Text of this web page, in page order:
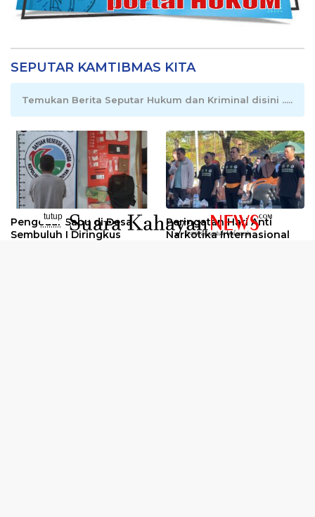
SEPUTAR KAMTIBMAS KITA
Temukan Berita Seputar Hukum dan Kriminal disini .....
Pengedar Sabu di Desa
Sembuluh I Diringkus
Peringatan Hari Anti
Narkotika Internasional
tutup
..........